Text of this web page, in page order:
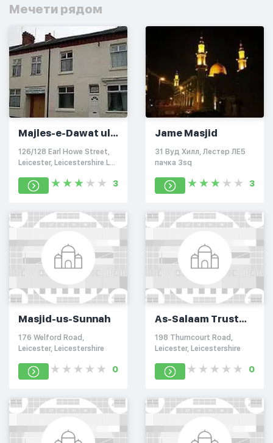
Мечети рядом
Majles-e-Dawat ul
Haq
126/128 Earl Howe Street,
Leicester, Leicestershire LE2
3
Jame Masjid
31 Вуд Хилл, Лестер ЛЕ5
пачка 3sq
3
Masjid-us-Sunnah
176 Welford Road,
Leicester, Leicestershire
0
As-Salaam Trust
Thurnby Lodge
198 Thurncourt Road,
Leicester, Leicestershire
0